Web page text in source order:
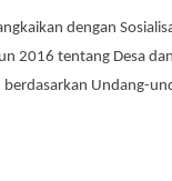
dengan
2016 tentang Desa
berdasarkan Undang-